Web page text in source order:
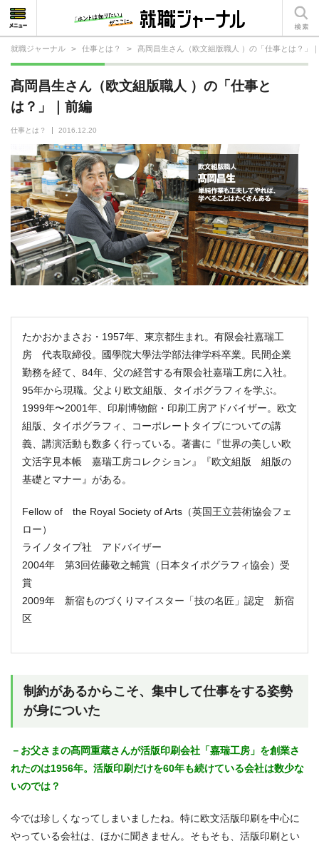
就職ジャーナル > 仕事とは？ > 髙岡昌生さん（欧文組版職人 ）の「仕事とは？」
髙岡昌生さん（欧文組版職人 ）の「仕事と
は？」｜前編
仕事とは？ 2016.12.20
たかおかまさお・1957年、東京都生まれ。有限会社嘉瑞工
房 代表取締役。國學院大學法学部法律学科卒業。民間企業
勤務を経て、84年、父の経営する有限会社嘉瑞工房に入社。
95年から現職。父より欧文組版、タイポグラフィを学ぶ。
1999年〜2001年、印刷博物館・印刷工房アドバイザー。欧文
組版、タイポグラフィ、コーポレートタイプについての講
義、講演活動も数多く行っている。著書に『世界の美しい欧
文活字見本帳 嘉瑞工房コレクション』『欧文組版 組版の
基礎とマナー』がある。
Fellow of the Royal Society of Arts（英国王立芸術協会フェ
ロー）
ライノタイプ社 アドバイザー
2004年 第3回佐藤敬之輔賞（日本タイポグラフィ協会）受
賞
2009年 新宿ものづくりマイスター「技の名匠」認定 新宿
区
制約があるからこそ、集中して仕事をする姿勢
が身についた
－お父さまの髙岡重蔵さんが活版印刷会社「嘉瑞工房」を創業さ
れたのは1956年。活版印刷だけを60年も続けている会社は数少な
いのでは？
今では珍しくなってしまいましたね。特に欧文活版印刷を中心に
やっている会社は、ほかに聞きません。そもそも、活版印刷とい
就活相談
就活ノウハウ
仕事の選び方・ヒント
仕事とは？
就活コラム